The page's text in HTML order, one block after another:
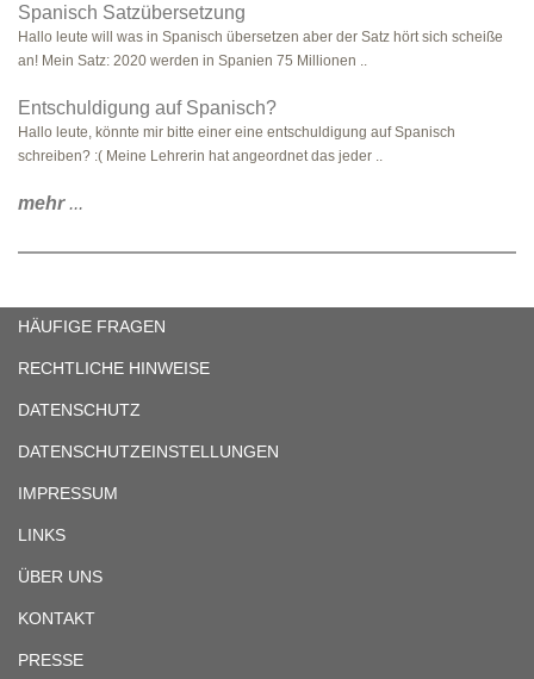
Spanisch Satzübersetzung
Hallo leute will was in Spanisch übersetzen aber der Satz hört sich scheiße
an! Mein Satz: 2020 werden in Spanien 75 Millionen ..
Entschuldigung auf Spanisch?
Hallo leute, könnte mir bitte einer eine entschuldigung auf Spanisch
schreiben? :( Meine Lehrerin hat angeordnet das jeder ..
mehr...
HÄUFIGE FRAGEN
RECHTLICHE HINWEISE
DATENSCHUTZ
DATENSCHUTZEINSTELLUNGEN
IMPRESSUM
LINKS
ÜBER UNS
KONTAKT
PRESSE